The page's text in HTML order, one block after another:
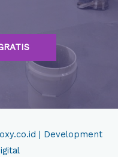
| Development